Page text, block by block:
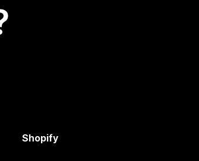
Shopify